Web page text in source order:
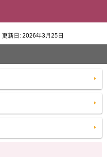
更新日: 2026年3月25日